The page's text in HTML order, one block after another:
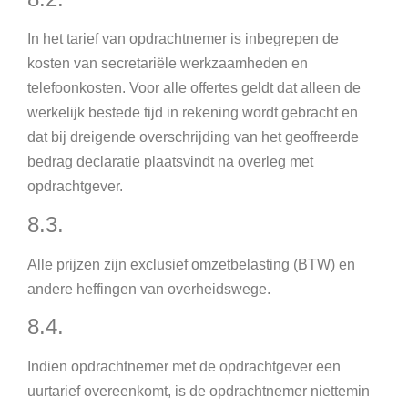
In het tarief van opdrachtnemer is inbegrepen de
kosten van secretariële werkzaamheden en
telefoonkosten. Voor alle offertes geldt dat alleen de
werkelijk bestede tijd in rekening wordt gebracht en
dat bij dreigende overschrijding van het geoffreerde
bedrag declaratie plaatsvindt na overleg met
opdrachtgever.
8.3.
Alle prijzen zijn exclusief omzetbelasting (BTW) en
andere heffingen van overheidswege.
8.4.
Indien opdrachtnemer met de opdrachtgever een
uurtarief overeenkomt, is de opdrachtnemer niettemin